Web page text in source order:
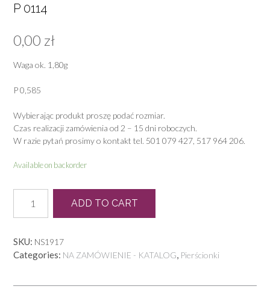
P 0114
0,00 zł
Waga ok. 1,80g
P 0,585
Wybierając produkt proszę podać rozmiar.
Czas realizacji zamówienia od 2 – 15 dni roboczych.
W razie pytań prosimy o kontakt tel. 501 079 427, 517 964 206.
Available on backorder
0114
quantity
ADD TO CART
SKU: NS1917
Categories: NA ZAMÓWIENIE - KATALOG, Pierścionki